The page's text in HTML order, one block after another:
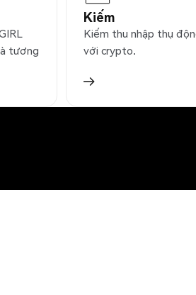
tương
Kiếm
Kiếm thu nhập thụ
với crypto.